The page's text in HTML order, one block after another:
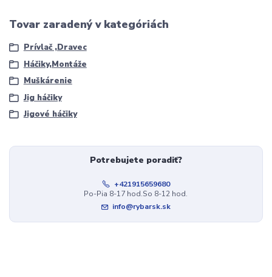
Tovar zaradený v kategóriách
Prívlač ,Dravec
Háčiky,Montáže
Muškárenie
Jig háčiky
Jigové háčiky
Potrebujete poradiť?
+421915659680
Po-Pia 8-17 hod.So 8-12 hod.
info@rybarsk.sk